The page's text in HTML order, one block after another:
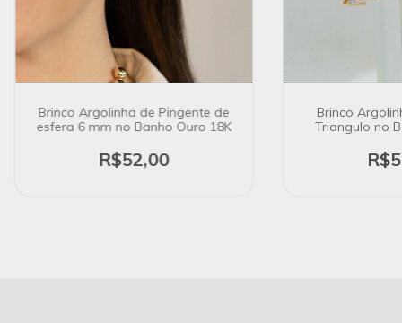
Brinco Argolinha de Pingente de
esfera 6 mm no Banho Ouro 18K
R$52,00
Brinco
Triangulo no